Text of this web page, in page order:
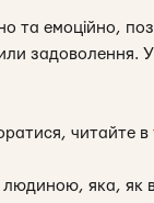
емоційно,
задоволення.
читайте в
яка, як